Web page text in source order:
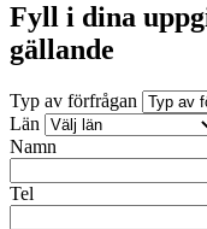
Fyll i dina
gällande
Typ av förfrågan
Län
Namn
Tel